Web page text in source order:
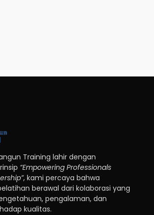
Training lahir dengan
“Empowering Professionals
, kami percaya bahwa
berawal dari kolaborasi yang
pengalaman, dan
kualitas.